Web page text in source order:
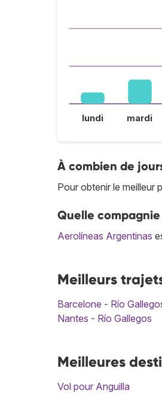
lundi mardi
À combien de
Pour obtenir le meilleur
Quelle
Aerolíneas Argentinas
Meilleurs
Barcelone - Río
Nantes - Río Gallegos
Meilleures
Vol pour Anguilla